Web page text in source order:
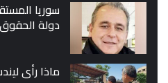
سوريا
دولة
ماذا رأى